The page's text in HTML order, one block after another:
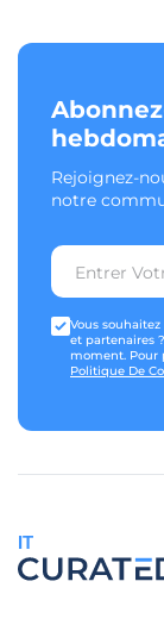
Rejoignez-
notre
Vous
et partenaires
moment. Pour
Politique De
IT